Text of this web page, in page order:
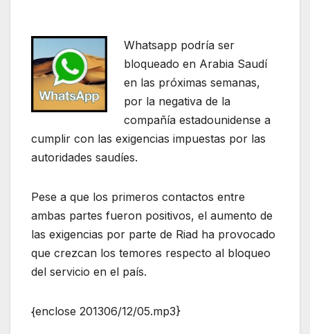
Whatsapp podría ser
bloqueado en Arabia Saudí
en las próximas semanas,
por la negativa de la
compañía estadounidense a
cumplir con las exigencias impuestas por las
autoridades saudíes.
Pese a que los primeros contactos entre
ambas partes fueron positivos, el aumento de
las exigencias por parte de Riad ha provocado
que crezcan los temores respecto al bloqueo
del servicio en el país.
{enclose 201306/12/05.mp3}